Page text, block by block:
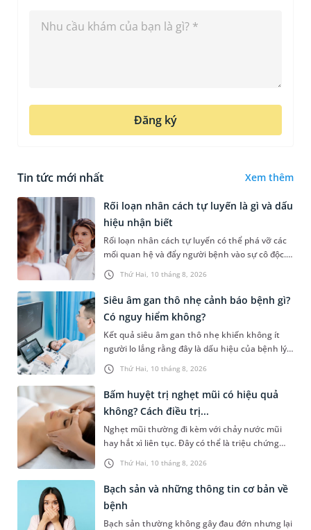
Đăng ký
Tin tức mới nhất Xem thêm
Thứ Hai, 10 tháng 8, 2026
Rối loạn nhân cách tự luyến là gì và dấu
hiệu nhận biết
Rối loạn nhân cách tự luyến có thể phá vỡ các
mối quan hệ và đẩy người bệnh vào sự cô độc.
Vậy tự luyến là gì, dấu hiệu nhận biết, nguyên
nhân và điều trị tì...
Thứ Hai, 10 tháng 8, 2026
Siêu âm gan thô nhẹ cảnh báo bệnh gì?
Có nguy hiểm không?
Kết quả siêu âm gan thô nhẹ khiến không ít
người lo lắng rằng đây là dấu hiệu của bệnh lý
nguy hiểm hay chỉ là thay đổi tạm thời của gan
và có thể hồi phục....
Thứ Hai, 10 tháng 8, 2026
Bấm huyệt trị nghẹt mũi có hiệu quả
không? Cách điều trị...
Nghẹt mũi thường đi kèm với chảy nước mũi
hay hắt xì liên tục. Đây có thể là triệu chứng
của một số bệnh lý như cảm cúm, viêm mũi
xoang,... Khi bị nghẹt mũi,...
Bạch sản và những thông tin cơ bản về
bệnh
Bạch sản thường không gây đau đớn nhưng lại